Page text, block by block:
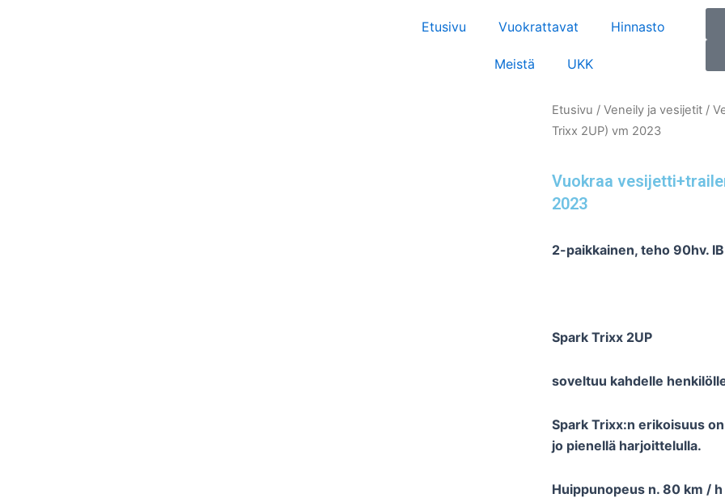
Etusivu Vuokrattavat Hinnasto
Meistä UKK
Etusivu / Veneily ja vesijetit /
Trixx 2UP) vm 2023
Vuokraa
2023
2-paikkainen, teho 90hv.
Spark Trixx 2UP
soveltuu kahdelle
Spark Trixx:n erikoisuus
jo pienellä harjoittelulla.
Huippunopeus n. 80 km / h